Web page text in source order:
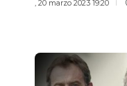
20 marzo 2023 19:20